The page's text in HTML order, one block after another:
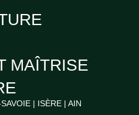
MAÎTRISE
| ISÈRE | AIN